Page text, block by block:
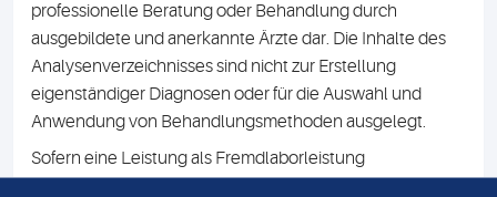
professionelle Beratung oder Behandlung durch
ausgebildete und anerkannte Ärzte dar. Die Inhalte des
Analysenverzeichnisses sind nicht zur Erstellung
eigenständiger Diagnosen oder für die Auswahl und
Anwendung von Behandlungsmethoden ausgelegt.
Sofern eine Leistung als Fremdlaborleistung